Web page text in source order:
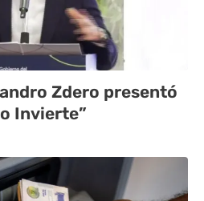
Zdero presentó
Invierte”